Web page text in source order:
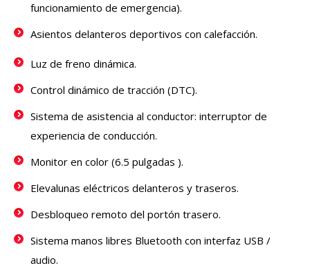
funcionamiento de emergencia).
Asientos delanteros deportivos con calefacción.
Luz de freno dinámica.
Control dinámico de tracción (DTC).
Sistema de asistencia al conductor: interruptor de
experiencia de conducción.
Monitor en color (6.5 pulgadas ).
Elevalunas eléctricos delanteros y traseros.
Desbloqueo remoto del portón trasero.
Sistema manos libres Bluetooth con interfaz USB /
audio.